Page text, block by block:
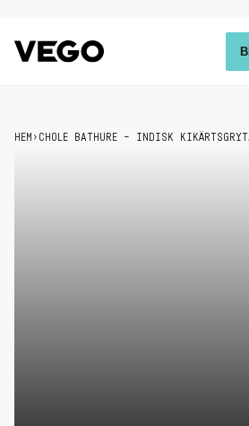
HEM › CHOLE BATHURE – INDISK